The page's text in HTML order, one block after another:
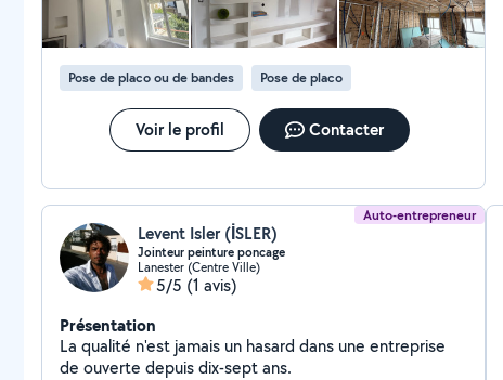
Pose de placo ou de bandes Pose de placo
Voir le profil Contacter
Auto-entrepreneur
Levent Isler (İSLER)
Jointeur peinture poncage
Lanester (Centre Ville)
5/5 (1 avis)
Présentation
La qualité n'est jamais un hasard dans une entreprise
de ouverte depuis dix-sept ans.